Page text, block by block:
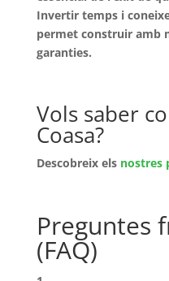
Invertir temps i
permet construir amb
garanties.
Vols saber
Coasa?
Descobreix elsnostres
Preguntes
(FAQ)